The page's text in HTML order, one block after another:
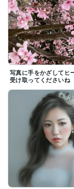
写真に手をかざしてヒ
受け取ってくださいね